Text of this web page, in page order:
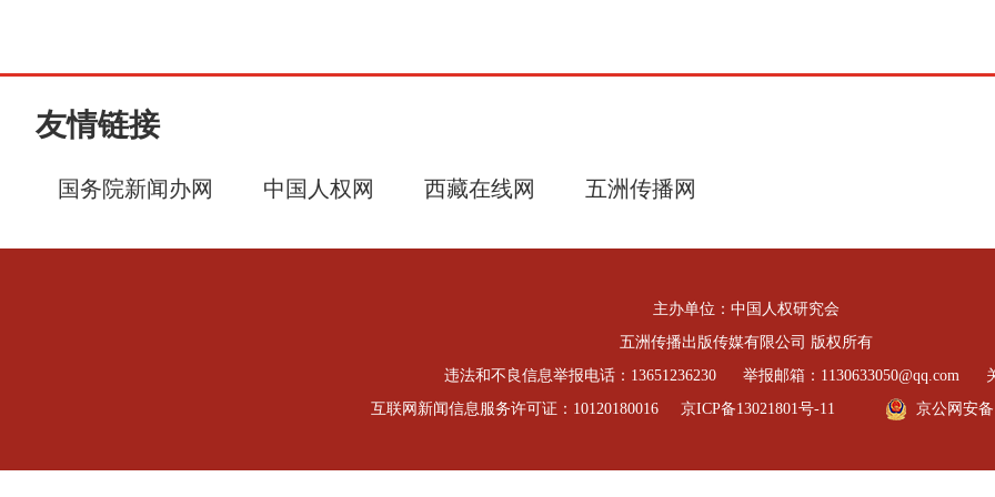
友情链接
国务院新闻办网 中国人权网 西藏在线网 五洲传播网
主办单位：中国人权研究会
五洲传播出版传媒有限公司 版权所有
违法和不良信息举报电话：13651236230
举报邮箱：1130633050@qq.com
互联网新闻信息服务许可证：10120180016
京ICP备13021801号-11 京公网安备